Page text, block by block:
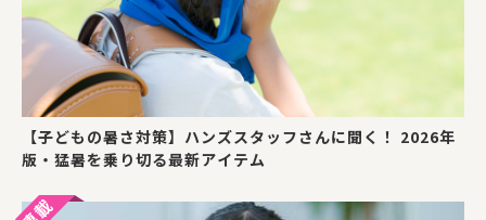
【子どもの暑さ対策】ハンズスタッフさんに聞く！ 2026年
版・猛暑を乗り切る最新アイテム